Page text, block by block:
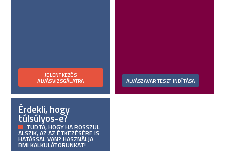
JELENTKEZÉS
ALVÁSVIZSGÁLATRA ALVÁSZAVAR TESZT INDÍTÁSA
Érdekli, hogy
túlsúlyos-e?
TUDTA, HOGY HA ROSSZUL
ALSZIK, AZ AZ ÉTKEZÉSÉRE IS
HATÁSSAL VAN? HASZNÁLJA
BMI KALKULÁTORUNKAT!